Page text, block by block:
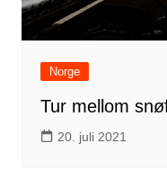
Norge
Tur mellom
20. juli 2021